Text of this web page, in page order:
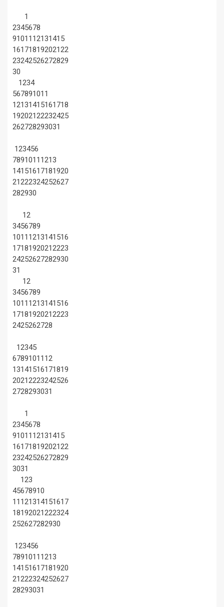
1
2345678
91011 12131415
16171819202122
23242526272829
30
1234
567891011
12131415161718
19202122232425
262728293031
123456
7891011 1213
14151617181920
21222324252627
282930
12
3456789
1011 1213141516
17181920212223
24252627282930
31
12
3456789
1011 1213141516
17181920212223
2425262728
12345
67891011 12
13141516171819
20212223242526
2728293031
1
2345678
91011 12131415
16171819202122
23242526272829
3031
123
45678910
11 121314151617
18192021222324
252627282930
123456
7891011 1213
14151617181920
21222324252627
28293031